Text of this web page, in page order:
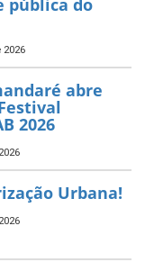
Selo
pelo
e
no apoio ao